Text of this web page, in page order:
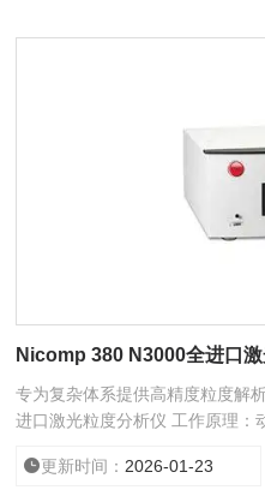
Nicomp 380 N3000全进口
专为复杂体系提供高精度粒度解
进口激光粒度分析仪 工作原理：
Scattering, DLS） 检测范围：
更新时间： 2026-01-23